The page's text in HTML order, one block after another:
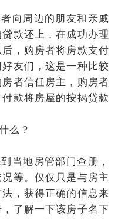
向周边的朋友和亲戚
款还上，在成功办理
，购房者将房款支付
友们，这是一种比较
者信任房主，购房者
款将房屋的按揭贷款
么？
当地房管部门查册，
等。仅仅只是与房主
，获得正确的信息来
了解一下该房子名下